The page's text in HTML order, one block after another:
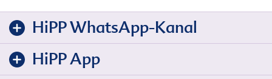
HiPP WhatsApp-Kanal
HiPP App